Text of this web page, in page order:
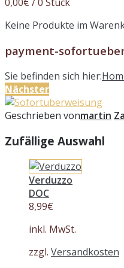
0,00€ / 0 Stück
Keine Produkte im
payment-
Sie befinden sich hier:
Nächster
Geschrieben vonmartin
Zufällige Auswahl
Verduzzo
DOC
8,99€
inkl. MwSt.
zzgl. Versandkosten